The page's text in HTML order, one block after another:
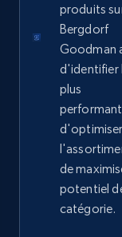
Home Depot
using
URL,
Sku, Product
and more.
2.1K+
Home Depot
produits
Bergdorf
Goodman
d'identifier
plus
d'optimiser
de
potentiel
catégorie.